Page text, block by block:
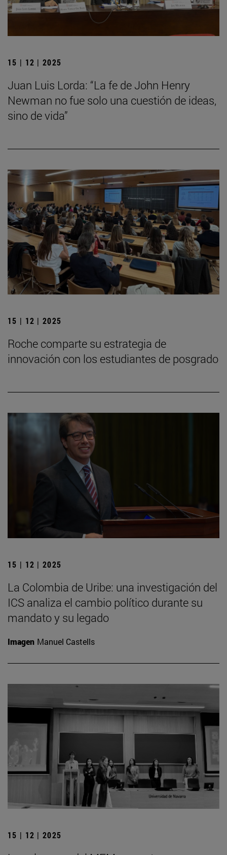
15 | 12 | 2025
Juan Luis Lorda: “La fe de John Henry
Newman no fue solo una cuestión de ideas,
sino de vida”
15 | 12 | 2025
Roche comparte su estrategia de
innovación con los estudiantes de posgrado
15 | 12 | 2025
La Colombia de Uribe: una investigación del
ICS analiza el cambio político durante su
mandato y su legado
Imagen Manuel Castells
15 | 12 | 2025